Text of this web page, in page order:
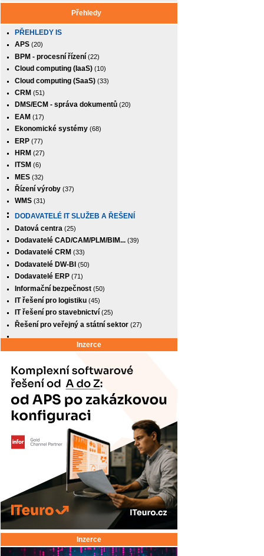
Přehledy
PŘEHLEDY IS
APS (20)
BPM - procesní řízení (22)
Cloud computing (IaaS) (10)
Cloud computing (SaaS) (33)
CRM (51)
DMS/ECM - správa dokumentů (20)
EAM (17)
Ekonomické systémy (68)
ERP (77)
HRM (27)
ITSM (6)
MES (32)
Řízení výroby (37)
WMS (31)
DODAVATELÉ IT SLUŽEB A ŘEŠENÍ
Datová centra (25)
Dodavatelé CAD/CAM/PLM/BIM... (39)
Dodavatelé CRM (33)
Dodavatelé DW-BI (50)
Dodavatelé ERP (71)
Informační bezpečnost (50)
IT řešení pro logistiku (45)
IT řešení pro stavebnictví (25)
Řešení pro veřejný a státní sektor (27)
Inzerce
Inzerce